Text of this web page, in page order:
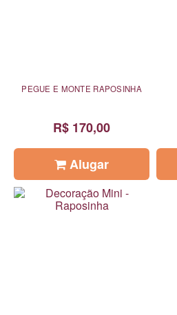
PEGUE E MONTE RAPOSINHA
R$ 170,00
Alugar